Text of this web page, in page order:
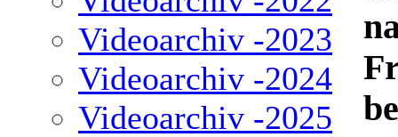
Videoarchiv -2023
Videoarchiv -2024
Videoarchiv -2025